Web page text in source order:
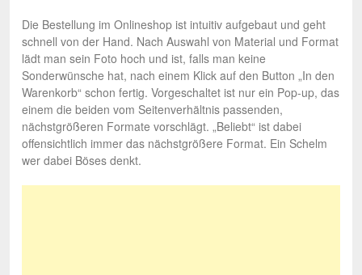
Die Bestellung im Onlineshop ist intuitiv aufgebaut und geht
schnell von der Hand. Nach Auswahl von Material und Format
lädt man sein Foto hoch und ist, falls man keine
Sonderwünsche hat, nach einem Klick auf den Button „In den
Warenkorb“ schon fertig. Vorgeschaltet ist nur ein Pop-up, das
einem die beiden vom Seitenverhältnis passenden,
nächstgrößeren Formate vorschlägt. „Beliebt“ ist dabei
offensichtlich immer das nächstgrößere Format. Ein Schelm
wer dabei Böses denkt.